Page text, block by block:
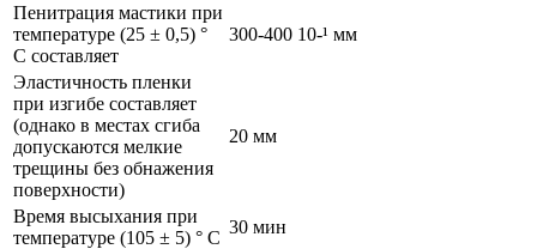
Пенитрация мастики при
температуре (25 ± 0,5) °
С составляет
300-400 10-¹ мм
Эластичность пленки
при изгибе составляет
(однако в местах сгиба
допускаются мелкие
трещины без обнажения
поверхности)
20 мм
Время высыхания при
температуре (105 ± 5) ° С
30 мин